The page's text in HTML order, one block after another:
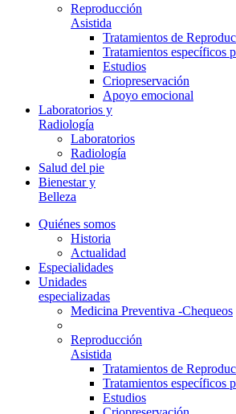
Reproducción
Asistida
Tratamientos de
Tratamientos específicos
Estudios
Criopreservación
Apoyo emocional
Laboratorios y
Radiología
Laboratorios
Radiología
Salud del pie
Bienestar y
Belleza
Quiénes somos
Historia
Actualidad
Especialidades
Unidades
especializadas
Medicina Preventiva -Chequeos
Reproducción
Asistida
Tratamientos de
Tratamientos específicos
Estudios